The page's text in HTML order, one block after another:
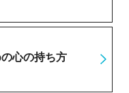
心の持ち方